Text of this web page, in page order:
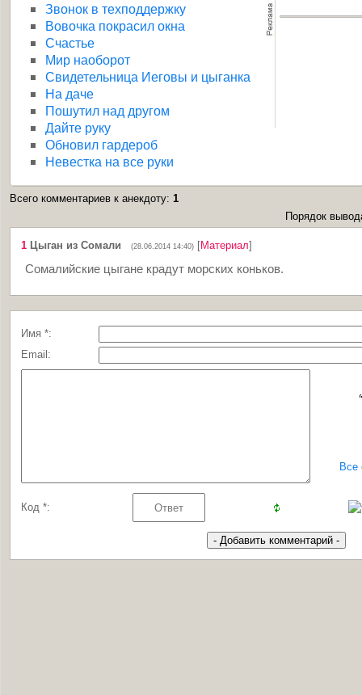
Звонок в техподдержку
Вовочка покрасил окна
Счастье
Мир наоборот
Свидетельница Иеговы и цыганка
На даче
Пошутил над другом
Дайте руку
Обновил гардероб
Невестка на все руки
Всего комментариев к анекдоту: 1
Порядок
1 Цыган из Сомали (28.06.2014 14:40) [Материал]
Сомалийские цыгане крадут морских коньков.
Имя *:
Email:
Все
Код *: